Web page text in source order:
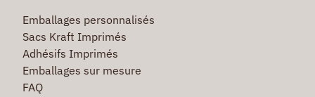
Emballages personnalisés
Sacs Kraft Imprimés
Adhésifs Imprimés
Emballages sur mesure
FAQ